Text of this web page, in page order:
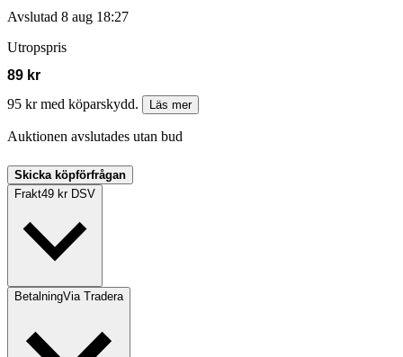
Avslutad 8 aug 18:27
Utropspris
89 kr
95 kr med köparskydd.
Läs mer
Auktionen avslutades utan bud
Skicka köpförfrågan
Frakt49 kr DSV
BetalningVia Tradera